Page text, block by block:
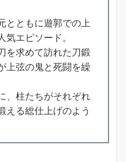
とともに遊郭での上
エピソード。
を求めて訪れた刀鍛
上弦の鬼と死闘を繰
、柱たちがそれぞれ
える総仕上げのよう